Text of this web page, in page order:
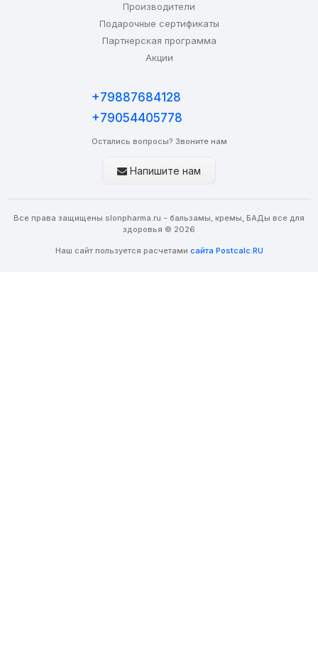
Производители
Подарочные сертификаты
Партнерская программа
Акции
+79887684128
+79054405778
Остались вопросы? Звоните нам
Напишите нам
Все права защищены slonpharma.ru - бальзамы, кремы, БАДы все для
здоровья © 2026
Наш сайт пользуется расчетами сайта Postcalc.RU